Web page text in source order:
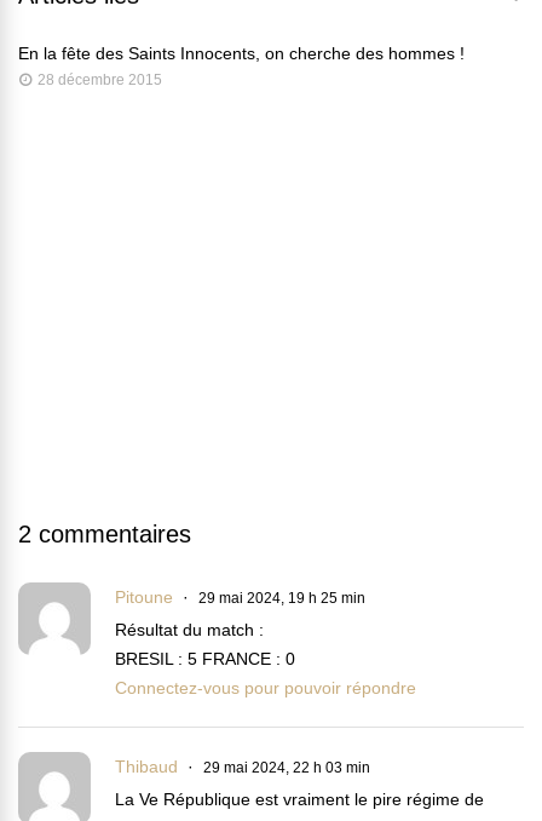
En la fête des Saints Innocents, on cherche des hommes !
28 décembre 2015
2 commentaires
Pitoune 29 mai 2024, 19 h 25 min
Résultat du match :
BRESIL : 5 FRANCE : 0
Connectez-vous pour pouvoir répondre
Thibaud 29 mai 2024, 22 h 03 min
La Ve République est vraiment le pire régime de